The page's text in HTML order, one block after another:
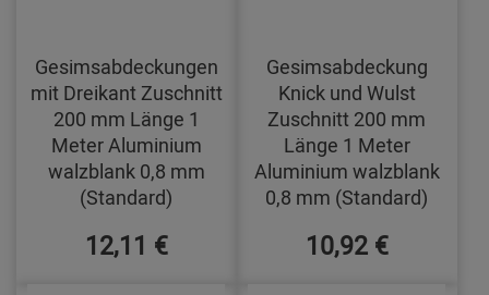
Gesimsabdeckungen
mit Dreikant Zuschnitt
200 mm Länge 1
Meter Aluminium
walzblank 0,8 mm
(Standard)
12,11 €
Gesimsabdeckung
Knick und Wulst
Zuschnitt 200 mm
Länge 1 Meter
Aluminium walzblank
0,8 mm (Standard)
10,92 €